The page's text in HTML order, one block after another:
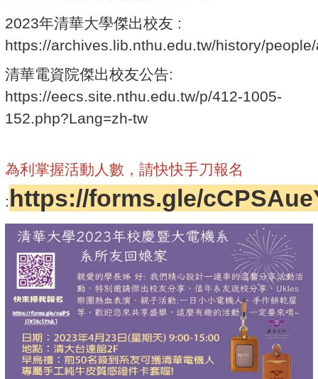
2023年清華大學傑出校友 :
https://archives.lib.nthu.edu.tw/history/
清華電資院傑出校友公告:
https://eecs.site.nthu.edu.tw/p/412-1005-
152.php?Lang=zh-tw
為利掌握活動人數，請快快手刀報名
:https://forms.gle/